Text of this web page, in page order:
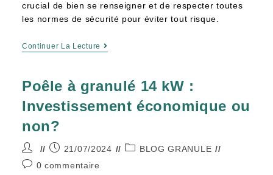
crucial de bien se renseigner et de respecter toutes
les normes de sécurité pour éviter tout risque.
Continuer La Lecture
Poêle à granulé 14 kW :
Investissement économique ou
non?
21/07/2024
BLOG GRANULE
0 commentaire